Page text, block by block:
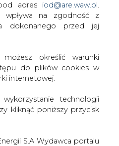
adres iod@are.waw.pl.
wpływa na zgodność z
dokonanego przed jej
określić warunki
do plików cookies w
internetowej.
technologii
kliknąć poniższy przycisk
S.A Wydawca portalu
narzędzi sztucznej inteligencji.